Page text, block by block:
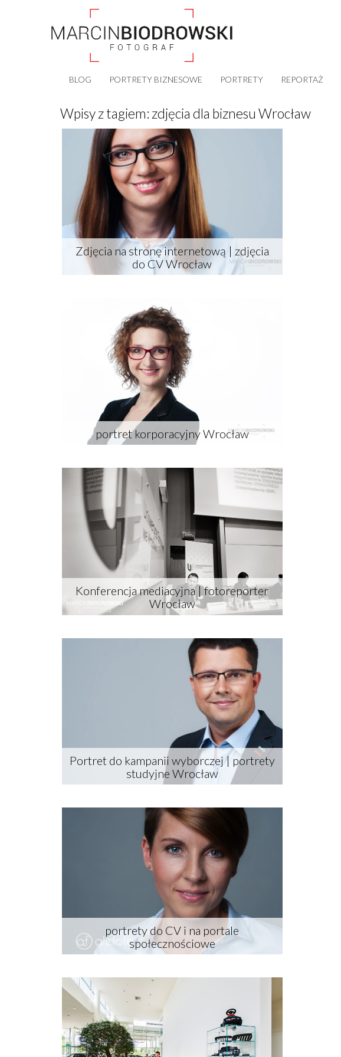
BLOG PORTRETY BIZNESOWE PORTRETY REPORTAŻ
Wpisy z tagiem: zdjęcia dla biznesu Wrocław
Zdjęcia na stronę internetową | zdjęcia
do CV Wrocław
portret korporacyjny Wrocław
Konferencja mediacyjna | fotoreporter
Wrocław
Portret do kampanii wyborczej | portrety
studyjne Wrocław
portrety do CV i na portale
społecznościowe